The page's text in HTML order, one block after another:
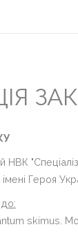
НВК
Героя
skimus.